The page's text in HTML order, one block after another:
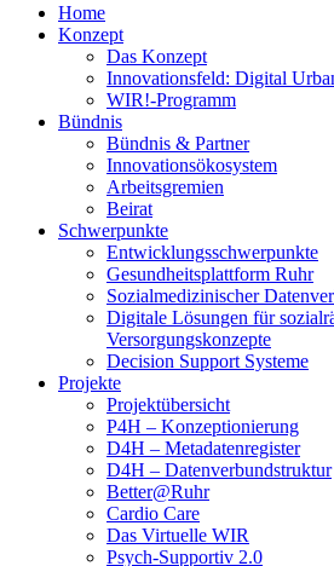
Home
Konzept
Das Konzept
Innovationsfeld: Digital
WIR!-Programm
Bündnis
Bündnis & Partner
Innovationsökosystem
Arbeitsgremien
Beirat
Schwerpunkte
Entwicklungsschwerpunkte
Gesundheitsplattform Ruhr
Sozialmedizinischer
Digitale Lösungen für
Versorgungskonzepte
Decision Support Systeme
Projekte
Projektübersicht
P4H – Konzeptionierung
D4H – Metadatenregister
D4H – Datenverbundstruktur
Better@Ruhr
Cardio Care
Das Virtuelle WIR
Psych-Supportiv 2.0